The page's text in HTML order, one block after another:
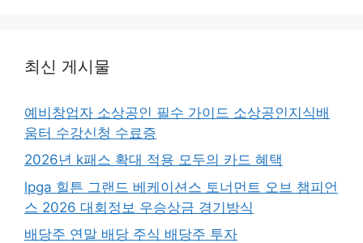
최신 게시물
예비창업자 소상공인 필수 가이드 소상공인지식배
움터 수강신청 수료증
2026년 k패스 확대 적용 모두의 카드 혜택
lpga 힐튼 그랜드 베케이션스 토너먼트 오브 챔피언
스 2026 대회정보 우승상금 경기방식
배당주 연말 배당 주식 배당주 투자